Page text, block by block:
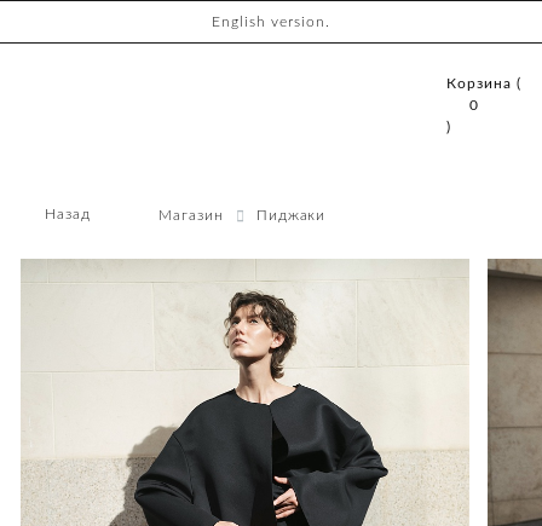
English version.
Корзина (
0
)
Магазин Пиджаки
Назад